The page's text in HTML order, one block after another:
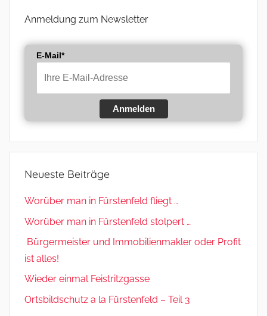
Anmeldung zum Newsletter
E-Mail*
Anmelden
Neueste Beiträge
Worüber man in Fürstenfeld fliegt …
Worüber man in Fürstenfeld stolpert …
Bürgermeister und Immobilienmakler oder Profit
ist alles!
Wieder einmal Feistritzgasse
Ortsbildschutz a la Fürstenfeld – Teil 3